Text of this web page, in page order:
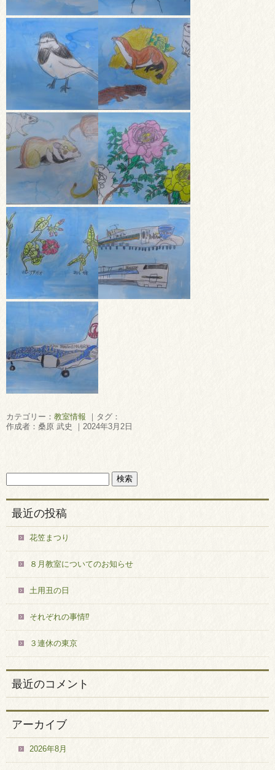
カテゴリー： 教室情報 ｜タグ：
作成者：桑原 武史 ｜2024年3月2日
最近の投稿
花笠まつり
８月教室についてのお知らせ
土用丑の日
それぞれの事情⁉
３連休の東京
最近のコメント
アーカイブ
2026年8月